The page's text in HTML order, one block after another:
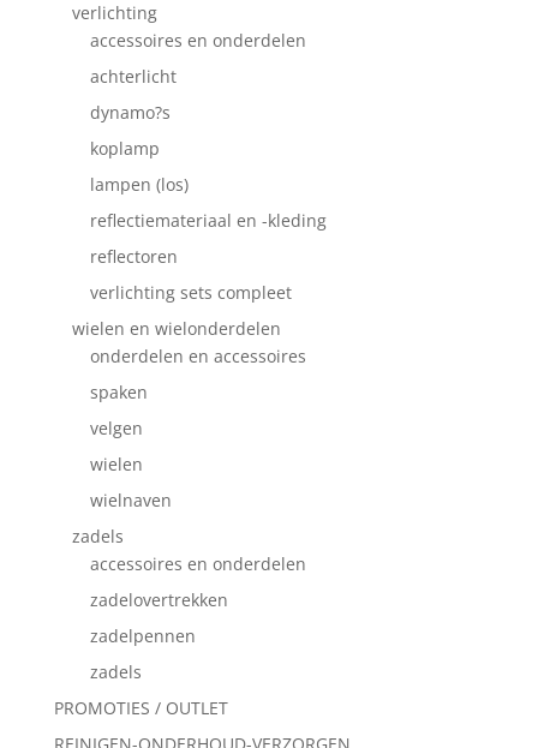
verlichting
accessoires en onderdelen
achterlicht
dynamo?s
koplamp
lampen (los)
reflectiemateriaal en -kleding
reflectoren
verlichting sets compleet
wielen en wielonderdelen
onderdelen en accessoires
spaken
velgen
wielen
wielnaven
zadels
accessoires en onderdelen
zadelovertrekken
zadelpennen
zadels
PROMOTIES / OUTLET